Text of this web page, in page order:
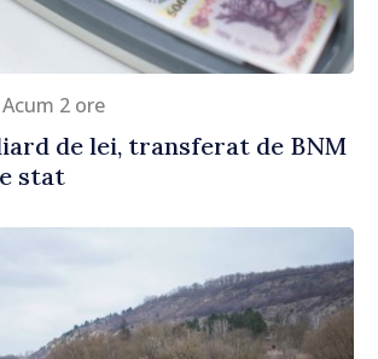
/ Acum 2 ore
de lei, transferat de BNM
stat